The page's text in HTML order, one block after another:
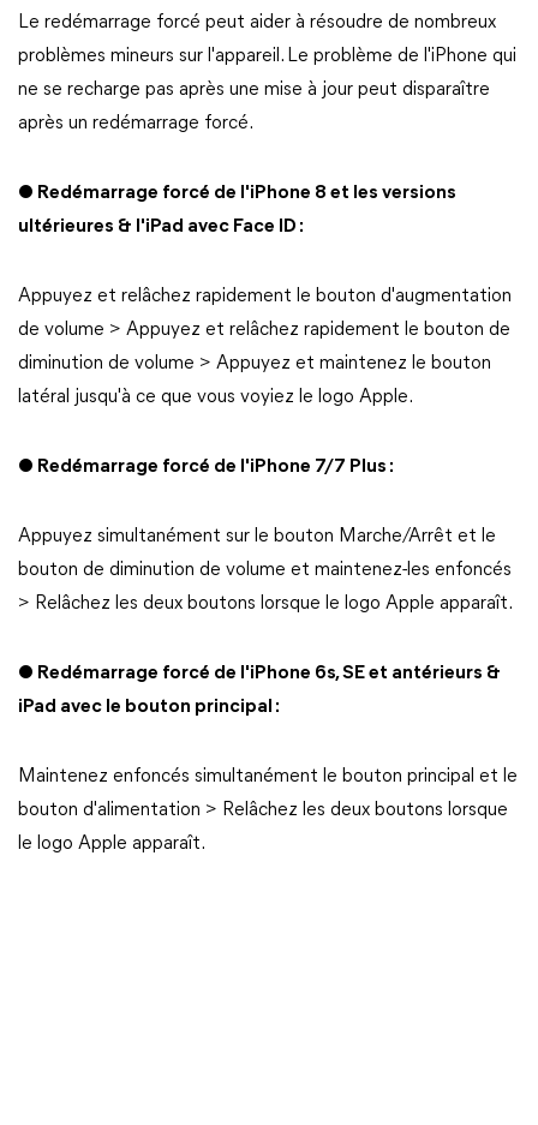
Le redémarrage forcé peut aider à résoudre de nombreux
problèmes mineurs sur l'appareil. Le problème de l'iPhone qui
ne se recharge pas après une mise à jour peut disparaître
après un redémarrage forcé.
● Redémarrage forcé de l'iPhone 8 et les versions
ultérieures & l'iPad avec Face ID :
Appuyez et relâchez rapidement le bouton d'augmentation
de volume > Appuyez et relâchez rapidement le bouton de
diminution de volume > Appuyez et maintenez le bouton
latéral jusqu'à ce que vous voyiez le logo Apple.
● Redémarrage forcé de l'iPhone 7/7 Plus :
Appuyez simultanément sur le bouton Marche/Arrêt et le
bouton de diminution de volume et maintenez-les enfoncés
> Relâchez les deux boutons lorsque le logo Apple apparaît.
● Redémarrage forcé de l'iPhone 6s, SE et antérieurs &
iPad avec le bouton principal :
Maintenez enfoncés simultanément le bouton principal et le
bouton d'alimentation > Relâchez les deux boutons lorsque
le logo Apple apparaît.